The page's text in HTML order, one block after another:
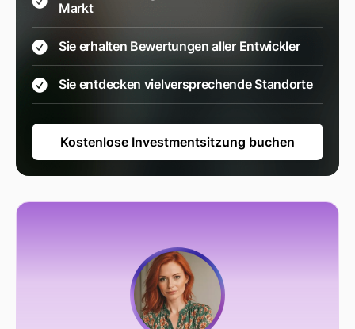
Markt
Sie erhalten Bewertungen aller Entwickler
Sie entdecken vielversprechende Standorte
Kostenlose Investmentsitzung buchen